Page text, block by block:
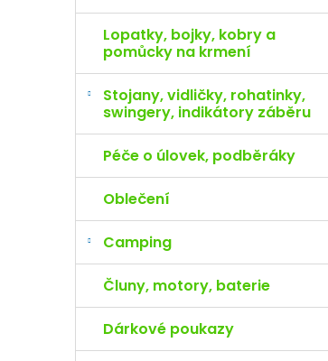
Lopatky, bojky, kobry a
pomůcky na krmení
Stojany, vidličky, rohatinky,
swingery, indikátory záběru
Péče o úlovek, podběráky
Oblečení
Camping
Čluny, motory, baterie
Dárkové poukazy